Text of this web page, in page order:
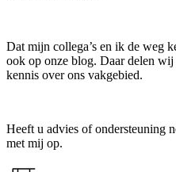
Dat mijn collega’s en ik de weg
ook op onze blog. Daar delen
kennis over ons vakgebied.
Heeft u advies of ondersteuning
met mij op.